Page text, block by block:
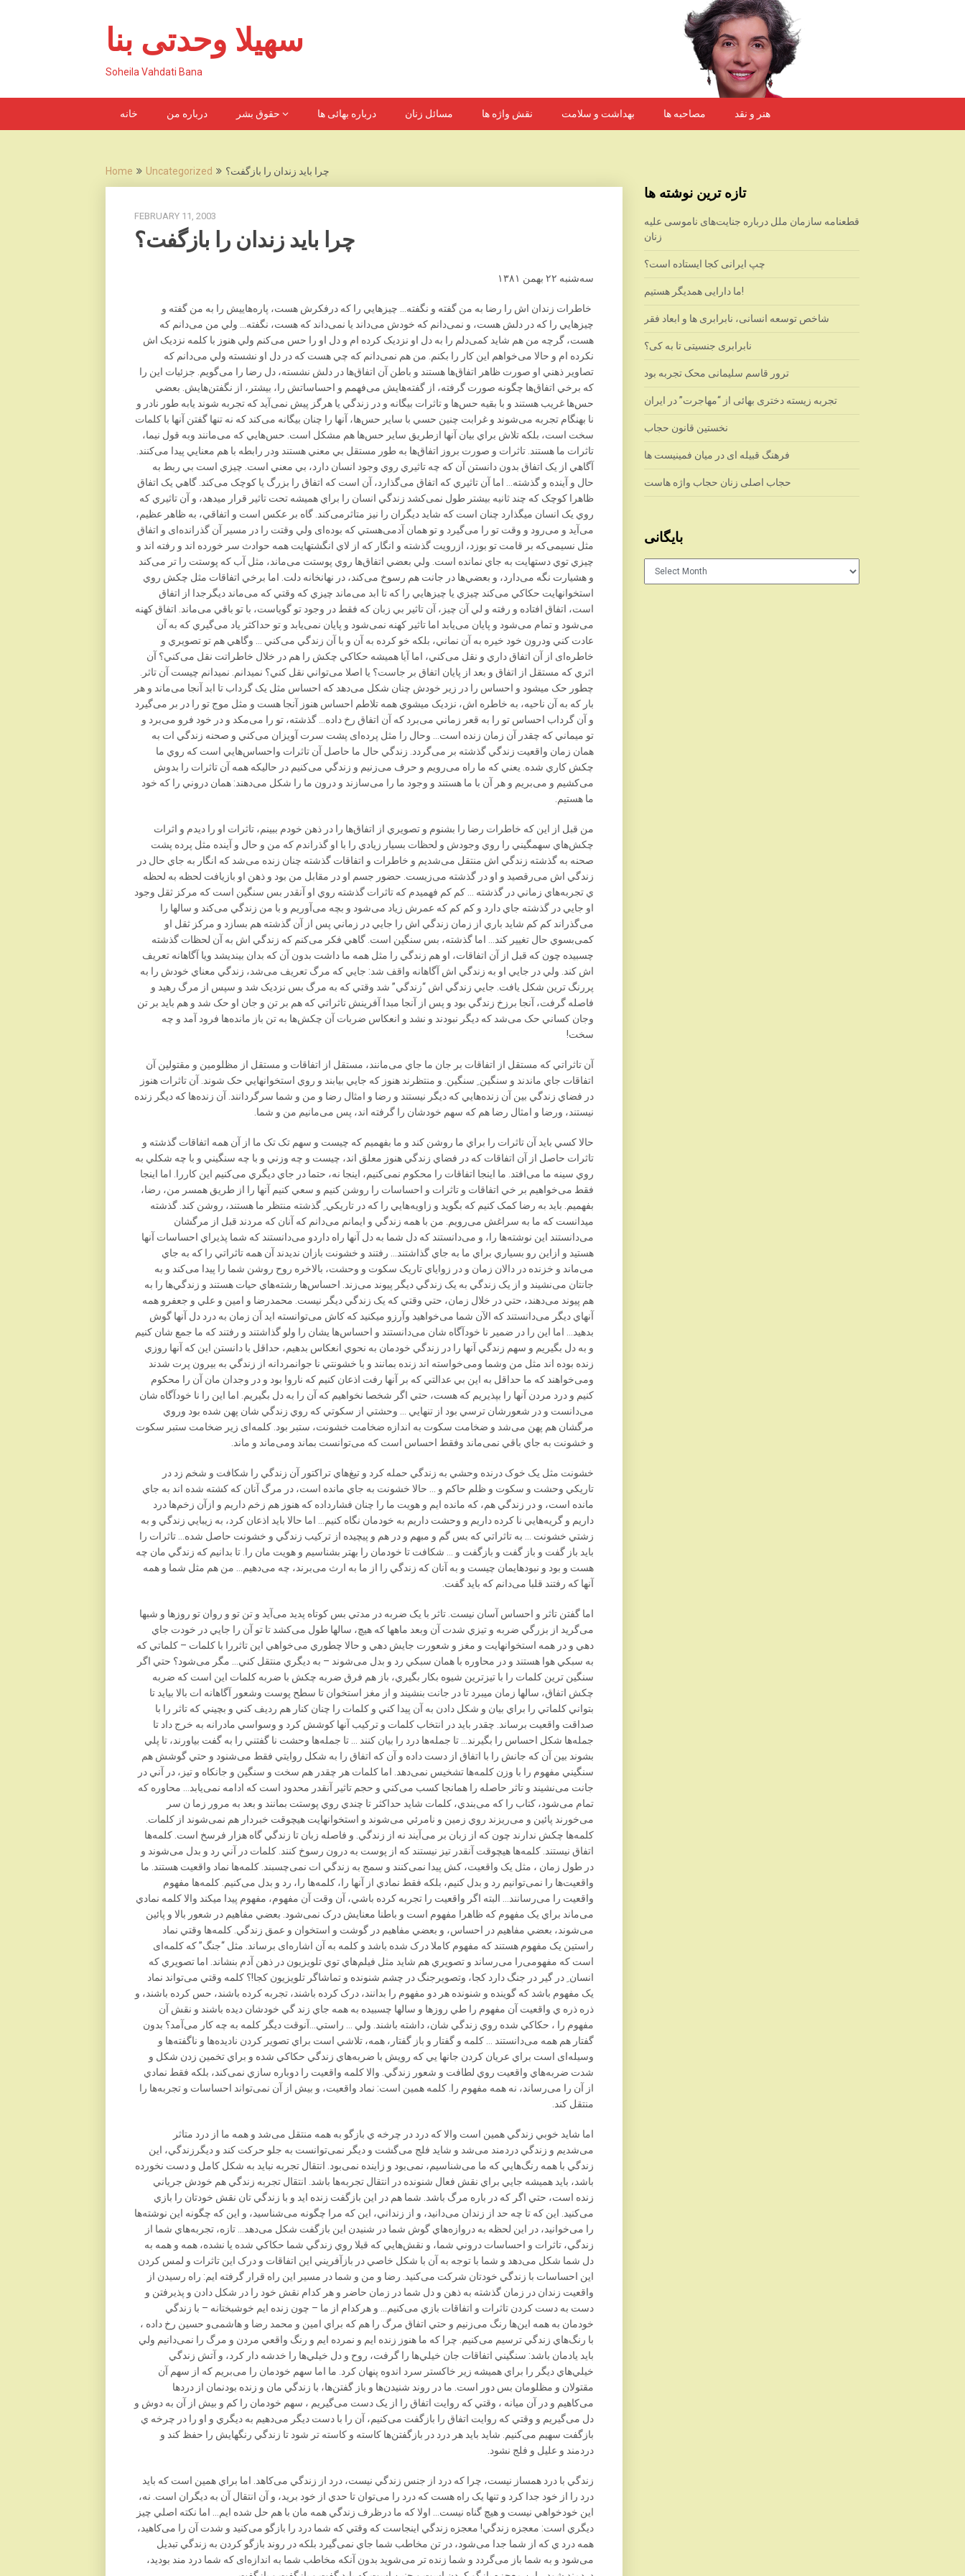
سهیلا وحدتی بنا
Soheila Vahdati Bana
خانه درباره من حقوق بشر درباره بهائی ها مسائل زنان نقش واژه ها بهداشت و سلامت مصاحبه ها هنر و نقد
Home Uncategorized چرا بايد زندان را بازگفت؟
FEBRUARY 11, 2003
چرا بايد زندان را بازگفت؟
سه‌شنبه ۲۲ بهمن ۱۳۸۱
خاطرات زندان اش را رضا به من گفته و نگفته… چيزهايي را که درفکرش هست، پاره‌هاييش را به من گفته و
چيزهايي را که در دلش هست، و نمی‌دانم که خودش می‌داند يا نمی‌داند که هست، نگفته… ولي من می‌دانم که
هست، گرچه من هم شايد کمی‌دلم را به دل او نزديک کرده ام و دل او را حس می‌کنم ولي هنوز با کلمه نزديک اش
نکرده ام و حالا می‌خواهم اين کار را بکنم. من هم نمی‌دانم که چي هست که در دل او نشسته ولي می‌دانم که
تصاوير ذهني او صورت ظاهر اتفاق‌ها هستند و باطن آن اتفاق‌ها در دلش نشسته، دل رضا را می‌گويم. جزئيات اين را
که برخي اتفاق‌ها چگونه صورت گرفته، از گفته‌هايش می‌فهمم و احساساتش را، بيشتر، از نگفتن‌هايش. بعضي
حس‌ها غريب هستند و با بقيه حس‌ها و تاثرات بيگانه و در زندگي يا هرگز پيش نمی‌آيد که تجربه شوند يابه طور نادر و
نا بهنگام تجربه می‌شوند و غرابت چنين حسي با ساير حس‌ها، آنها را چنان بيگانه می‌کند که نه تنها گفتن آنها با کلمات
سخت است، بلکه تلاش براي بيان آنها ازطريق ساير حس‌ها هم مشکل است. حس‌هايي که می‌مانند وبه قول نيما،
تاثرات ما هستند. تاثرات و صورت بروز اتفاق‌ها به طور مستقل بي معني هستند ودر رابطه با هم معنايي پيدا می‌کنند.
آگاهي از يک اتفاق بدون دانستن آن که چه تاثيري روي وجود انسان دارد، بي معني است. چيزي است بي ربط به
حال و آينده و گذشته… اما آن تاثیري که اتفاق می‌گذارد، آن است که اتفاق را بزرگ يا کوچک می‌کند. گاهي يک اتفاق
ظاهرا کوچک که چند ثانيه بيشتر طول نمی‌کشد زندگي انسان را براي هميشه تحت تاثير قرار ميدهد، و آن تاثيري که
روي يک انسان ميگذارد چنان است که شايد ديگران را نيز متاثرمی‌کند. گاه بر عکس است و اتفاقي، به ظاهر عظيم،
می‌آيد و می‌رود و وقت تو را می‌گيرد و تو همان آدمی‌هستي که بوده‌‌ای ولي وقتت را در مسير آن گذرانده‌‌ای و اتفاق
مثل نسيمی‌که بر قامت تو بوزد، ازرويت گذشته و انگار که از لاي انگشتهايت همه حوادث سر خورده اند و رفته اند و
چيزي توي دستهايت به جاي نمانده است. ولي بعضي اتفاق‌ها روي پوستت می‌ماند، مثل آب که پوستت را تر می‌کند
و هشيارت نگه می‌دارد، و بعضي‌ها در جانت هم رسوخ می‌کند، در نهانخانه دلت. اما برخي اتفاقات مثل چکش روي
استخوانهايت حکاکي می‌کند چيزي يا چيزهايي را که تا ابد می‌ماند چيزي که وقتي که می‌ماند ديگرجدا از اتفاق
است، اتفاق افتاده و رفته و لي آن چيز، آن تاثير بي زبان که فقط در وجود تو گوياست، با تو باقي می‌ماند. اتفاق کهنه
می‌شود و تمام می‌شود و پايان می‌يابد اما تاثير کهنه نمی‌شود و پايان نمی‌يابد و تو حداکثر ياد می‌گيري که به آن
عادت کني ودرون خود خيره به آن نماني، بلکه خو کرده به آن و با آن زندگي می‌کني … وگاهي هم تو تصويري و
خاطره‌‌ای از آن اتفاق داري و نقل می‌کني، اما آيا هميشه حکاکي چکش را هم در خلال خاطراتت نقل می‌کني؟ آن
اثري که مستقل از اتفاق و بعد از پايان اتفاق بر جاست؟ يا اصلا می‌تواني نقل کني؟ نميدانم. نميدانم چيست آن تاثر.
چطور حک ميشود و احساس را در زير خودش چنان شکل می‌دهد که احساس مثل يک گرداب تا ابد آنجا می‌ماند و هر
بار که به آن ناحيه، به خاطره اش، نزديک ميشوي همه تلاطم احساس هنوز آنجا هست و مثل موج تو را در بر می‌گيرد
و آن گرداب احساس تو را به قعر زماني می‌برد که آن اتفاق رخ داده… گذشته، تو را می‌مکد و در خود فرو می‌برد و
تو ميماني که چقدر آن زمان زنده است… وحال را مثل پرده‌‌ای پشت سرت آويزان می‌کني و صحنه زندگي ات به
همان زمان واقعيت زندگي گذشته بر می‌گردد. زندگي حال ما حاصل آن تاثرات واحساس‌هايي است که روي ما
چکش کاري شده. يعني که ما راه می‌رويم و حرف می‌زنيم و زندگي می‌کنيم در حاليکه همه آن تاثرات را بدوش
می‌کشيم و می‌بريم و هر آن با ما هستند و وجود ما را می‌سازند و درون ما را شکل می‌دهند: همان دروني را که خود
ما هستيم.
من قبل از اين که خاطرات رضا را بشنوم و تصويري از اتفاق‌ها را در ذهن خودم ببينم، تاثرات او را ديدم و اثرات
چکش‌هاي سهمگيني را روي وجودش و لحظات بسيار زيادي را با او گذراندم که من و حال و آينده مثل پرده پشت
صحنه به گذشته زندگي اش منتقل می‌شديم و خاطرات و اتفاقات گذشته چنان زنده می‌شد که انگار به جاي حال در
زندگي اش می‌رقصيد و او در گذشته می‌زيست. حضور جسم او در مقابل من بود و ذهن او بازيافت لحظه به لحظه
ي تجربه‌هاي زماني در گذشته … کم کم فهميدم که تاثرات گذشته روي او آنقدر بس سنگين است که مرکز ثقل وجود
او جايي در گذشته جاي دارد و کم کم که عمرش زياد می‌شود و بچه می‌آوريم و با من زندگي می‌کند و سالها را
می‌گذراند کم کم شايد باري از زمان زندگي اش را جايي در زماني پس از آن گذشته هم بسازد و مرکز ثقل او
کمی‌بسوي حال تغيير کند… اما گذشته، بس سنگين است. گاهي فکر می‌کنم که زندگي اش به آن لحظات گذشته
چسبيده چون که قبل از آن اتفاقات، او هم زندگي را مثل همه ما داشت بدون آن که بدان بينديشد ويا آگاهانه تعريف
اش کند. ولي در جايي او به زندگي اش آگاهانه واقف شد: جايي که مرگ تعريف می‌شد، زندگي معناي خودش را به
پررنگ ترين شکل يافت. جايي زندگي اش “زندگي” شد وقتي که به مرگ بس نزديک شد و سپس از مرگ رهيد و
فاصله گرفت، آنجا برزخ زندگي بود و پس از آنجا مبدا آفرينش تاثراتي که هم بر تن و جان او حک شد و هم بايد بر تن
وجان کساني حک می‌شد که ديگر نبودند و نشد و انعکاس ضربات آن چکش‌ها به تن باز مانده‌ها فرود آمد و چه
سخت!
آن تاثراتي که مستقل از اتفاقات بر جان ما جاي می‌مانند، مستقل از اتفاقات و مستقل از مظلومين و مقتولين آن
اتفاقات جاي ماندند و سنگين ِ سنگين. و منتظرند هنوز که جايي بيابند و روي استخوانهايي حک شوند. آن تاثرات هنوز
در فضاي زندگي بين آن زنده‌هايي که ديگر نيستند و رضا و امثال رضا و من و شما سرگردانند. آن زنده‌ها که ديگر زنده
نيستند، ورضا و امثال رضا هم که سهم خودشان را گرفته اند، پس می‌مانيم من و شما.
حالا کسي بايد آن تاثرات را براي ما روشن کند و ما بفهميم که چيست و سهم تک تک ما از آن همه اتفاقات گذشته و
تاثرات حاصل از آن اتفاقات که در فضاي زندگي هنوز معلق اند، چيست و چه وزني و با چه سنگيني و با چه شکلي به
روي سينه ما می‌افتد. ما اينجا اتفاقات را محکوم نمی‌کنيم، اينجا نه، حتما در جاي ديگري می‌کنيم اين کاررا. اما اينجا
فقط می‌خواهيم بر خي اتفاقات و تاثرات و احساسات را روشن کنيم و سعي کنيم آنها را از طريق همسر من، رضا،
بفهميم. بايد به رضا کمک کنيم که بگويد و زاويه‌هايي را که در تاريکي ِ گذشته منتظر ما هستند، روشن کند. گذشته
ميدانست که ما به سراغش می‌رويم. من با همه زندگي و ايمانم می‌دانم که آنان که مردند قبل از مرگشان
می‌دانستند اين نوشته‌ها را، و می‌دانستند که دل شما به دل آنها راه داردو می‌دانستند که شما پذيراي احساسات آنها
هستيد و ازاين رو بسياري براي ما به جاي گذاشتند… رفتند و خشونت بازان نديدند آن همه تاثراتي را که به جاي
می‌ماند و خزنده در دالان زمان و در زواياي تاريک سکوت و وحشت، بالاخره روح روشن شما را پيدا می‌کند و به
جانتان می‌نشيند و از يک زندگي به يک زندگي ديگر پيوند می‌زند. احساس‌ها رشته‌هاي حيات هستند و زندگي‌ها را به
هم پيوند می‌دهند، حتي در خلال زمان، حتي وقتي که يک زندگي ديگر نيست. محمدرضا و امين و علي و جعفرو همه
آنهاي ديگر می‌دانستند که الآن شما می‌خواهيد وآرزو ميکنيد که کاش می‌توانسته ايد آن زمان به درد دل آنها گوش
بدهيد… اما اين را در ضمير نا خودآگاه شان می‌دانستند و احساس‌ها يشان را ولو گذاشتند و رفتند که ما جمع شان کنيم
و به دل بگيريم و سهم زندگي آنها را در زندگي خودمان به نحوي انعکاس بدهيم، حداقل با دانستن اين که آنها روزي
زنده بوده اند مثل من وشما ومی‌خواسته اند زنده بمانند و با خشونتي نا جوانمردانه از زندگي به بيرون پرت شدند
ومی‌خواهند که ما حداقل به اين بي عدالتي که بر آنها رفت اذعان کنيم که ناروا بود و در وجدان مان آن را محکوم
کنيم و درد مردن آنها را بپذيريم که هست، حتي اگر شخصا نخواهيم که آن را به دل بگيريم. اما اين را نا خودآگاه شان
می‌دانست و در شعورشان ترسي بود از تنهايي … وحشتي از سکوتي که روي زندگي شان پهن شده بود وروي
مرگشان هم پهن می‌شد و ضخامت سکوت به اندازه ضخامت خشونت، ستبر بود. کلمه‌‌ای زير ضخامت ستبر سکوت
و خشونت به جاي باقي نمی‌ماند وفقط احساس است که می‌توانست بماند ومی‌ماند و ماند.
خشونت مثل يک خوک درنده وحشي به زندگي حمله کرد و تيغ‌هاي تراکتور آن زندگي را شکافت و شخم زد در
تاريکي وحشت و سکوت و ظلم حاکم و … حالا خشونت به جاي مانده است، در مرگ آنان که کشته شده اند به جاي
مانده است، و در زندگي هم، که مانده ايم و هويت ما را چنان فشارداده که هنوز هم زخم داريم و ازآن زخم‌ها درد
داريم و گريه‌هايي نا کرده داريم و وحشت داريم به خودمان نگاه کنيم… اما حالا بايد اذعان کرد، به زيبايي زندگي و به
زشتي خشونت … به تاثراتي که بس گم و مبهم و در هم و پيچيده از ترکيب زندگي و خشونت حاصل شده… تاثرات را
بايد باز گفت و باز گفت و بازگفت و … شکافت تا خودمان را بهتر بشناسيم و هويت مان را. تا بدانيم که زندگي مان چه
هست و بود و نبود‌هايمان چيست و به آنان که زندگي را از ما به ارث می‌برند، چه می‌دهيم… من هم مثل شما و همه
آنها که رفتند قلبا می‌دانم که بايد گفت.
اما گفتن تاثر و احساس آسان نيست. تاثر با يک ضربه در مدتي بس کوتاه پديد می‌آيد و تن تو و روان تو روزها و شبها
می‌گريد از بزرگي ضربه و تيزي شدت آن وبعد ماهها که هيچ، سالها طول می‌کشد تا تو آن را جايي در خودت جاي
دهي و در همه استخوانهايت و مغز و شعورت جايش دهي و حالا چطوري می‌خواهي اين تاثررا با کلمات – کلماتي که
به سبکي هوا هستند و در محاوره با همان سبکي رد و بدل می‌شوند – به ديگري منتقل کني… مگر می‌شود؟ حتي اگر
سنگين ترين کلمات را با تيزترين شيوه بکار بگيري، باز هم فرق ضربه چکش با ضربه کلمات اين است که ضربه
چکش اتفاق، سالها زمان ميبرد تا در جانت بنشيند و از مغز استخوان تا سطح پوست وشعور آگاهانه ات بالا بيايد تا
بتواني کلماتي را براي بيان و شکل دادن به آن پيدا کني و کلمات را چنان کنار هم رديف کني و بچيني که تاثر را با
صداقت واقعيت برساند. چقدر بايد در انتخاب کلمات و ترکيب آنها کوشش کرد و وسواسي مادرانه به خرج داد تا
جمله‌ها شکل احساس را بگيرند… تا جمله‌ها درد را بيان کنند … تا جمله‌ها وحشت نا گفتني را به گفت بياورند، تا پلي
بشوند بين آن که جانش را با اتفاق از دست داده و آن که اتفاق را به شکل روايتي فقط می‌شنود و حتي گوشش هم
سنگيني مفهوم را با وزن کلمه‌ها تشخيس نمی‌دهد. اما کلمات هر چقدر هم سخت و سنگين و جانکاه و تيز، در آني در
جانت می‌نشيند و تاثر حاصله را همانجا کسب می‌کني و حجم تاثير آنقدر محدود است که ادامه نمی‌يابد… محاوره که
تمام می‌شود، کتاب را که می‌بندي، کلمات شايد حداکثر تا چندي روي پوستت بمانند و بعد به مرور زما ن سر
می‌خورند پائين و می‌ريزند روي زمين و نامرئي می‌شوند و استخوانهايت هيچوقت خبردار هم نمی‌شوند از کلمات.
کلمه‌ها چکش ندارند چون که از زبان بر می‌آيند نه از زندگي. و فاصله زبان تا زندگي گاه هزار فرسخ است. کلمه‌ها
اتفاق نيستند. کلمه‌ها هيچوقت آنقدر تيز نيستند که از پوست به درون رسوخ کنند. کلمات در آني رد و بدل می‌شوند و
در طول زمان ، مثل يک واقعيت، کش پيدا نمی‌کنند و سمج به زندگي ات نمی‌چسبند. کلمه‌ها نماد واقعيت هستند. ما
واقعيت‌ها را نمی‌توانيم رد و بدل کنيم، بلکه فقط نمادي از آنها را، کلمه‌ها را، رد و بدل می‌کنيم. کلمه‌ها مفهوم
واقعيت را می‌رسانند… البته اگر واقعيت را تجربه کرده باشي، آن وقت آن مفهوم، مفهوم پيدا ميکند والا کلمه نمادي
می‌ماند براي يک مفهوم که ظاهرا مفهوم است و باطنا معنايش درک نمی‌شود. بعضي مفاهيم در شعور بالا و پائين
می‌شوند، بعضي مفاهيم در احساس، و بعضي مفاهيم در گوشت و استخوان و عمق زندگي. کلمه‌ها وقتي نماد
راستين يک مفهوم هستند که مفهوم کاملا درک شده باشد و کلمه به آن اشاره‌‌ای برساند. مثل “جنگ” که کلمه‌‌ای
است که مفهومی‌را می‌رساند و تصويري هم شايد مثل فيلم‌هاي توي تلويزيون در ذهن آدم بنشاند. اما تصويري که
انسان ِ در گير در جنگ دارد کجا، وتصويرجنگ در چشم شنونده و تماشاگر تلويزيون کجا!؟ کلمه وقتي می‌تواند نماد
يک مفهوم باشد که گوينده و شنونده هر دو مفهوم را بدانند، درک کرده باشند، تجربه کرده باشند، حس کرده باشند، و
ذره ذره ي واقعيت آن مفهوم را طي روزها و سالها چسبيده به همه جاي زند گي خودشان ديده باشند و نقش آن
مفهوم را ، حکاکي شده روي زندگي شان، داشته باشند. ولي … راستي…آنوقت ديگر کلمه به چه کار می‌آمد؟ بدون
گفتار هم همه می‌دانستند … کلمه و گفتار و باز گفتار، همه، تلاشي است براي تصوير کردن ناديده‌ها و ناگفته‌ها و
وسيله‌‌ای است براي عريان کردن جانها يي که رويش با ضربه‌هاي زندگي حکاکي شده و براي تخمين زدن شکل و
شدت ضربه‌هاي واقعيت روي لطافت و شعور زندگي. والا کلمه واقعيت را دوباره سازي نمی‌کند، بلکه فقط نمادي
از آن را می‌رساند، نه همه مفهوم را. کلمه همين است: نماد واقعيت، و بيش از آن نمی‌تواند احساسات و تجربه‌ها را
منتقل کند.
اما شايد خوبي زندگي همين است والا که درد در چرخه ي بازگو به همه منتقل می‌شد و همه ما از درد متاثر
می‌شديم و زندگي دردمند می‌شد و شايد فلج می‌گشت و ديگر نمی‌توانست به جلو حرکت کند و ديگرزندگي، اين
زندگي با همه رنگ‌هايي که ما می‌شناسيم، نمی‌بود و زاينده نمی‌بود. انتقال تجربه نبايد به شکل کامل و دست نخورده
باشد، بايد هميشه جايي براي نقش فعال شنونده در انتقال تجربه‌ها باشد. انتقال تجربه زندگي هم خودش جرياني
زنده است، حتي اگر که در باره مرگ باشد. شما هم در اين بازگفت زنده ايد و با زندگي تان نقش خودتان را بازي
می‌کنيد. اين که تا چه حد از زندان می‌دانيد، و از زنداني، اين که مرا چگونه می‌شناسيد، و اين که چگونه اين نوشته‌ها
را می‌خوانيد، در اين لحظه به دروازه‌هاي گوش شما در شنيدن اين بازگفت شکل می‌دهد… تازه، تجربه‌هاي شما از
زندگي، تاثرات و احساسات دروني شما، و نقش‌هايي که قبلا روي زندگي شما حکاکي شده يا نشده، همه و همه به
دل شما شکل می‌دهد و شما با توجه به آن با شکل خاصي در بازآفريني اين اتفاقات و درک اين تاثرات و لمس کردن
اين احساسات با زندگي خودتان شرکت می‌کنيد. رضا و من و شما در مسير اين راه قرار گرفته ايم: راه رسيدن از
واقعيت زندان در زمان گذشته به ذهن و دل شما در زمان حاضر و هر کدام نقش خود را در شکل دادن و پذيرفتن و
دست به دست کردن تاثرات و اتفاقات بازي می‌کنيم… و هرکدام از ما – چون زنده ايم خوشبختانه – با زندگي
خودمان به همه اين‌ها رنگ می‌زنيم و حتي اتفاق مرگ را هم که براي امين و محمد رضا و ‌هاشمی‌و حسين رخ داده ،
با رنگ‌هاي زندگي ترسيم می‌کنيم. چرا که ما هنوز زنده ايم و نمرده ايم و رنگ واقعي مردن و مرگ را نمی‌دانيم ولي
بايد يادمان باشد: سنگيني اتفاقات جان خيلي‌ها را گرفت، روح و دل خيلي‌ها را خدشه دار کرد، و آتش زندگي
خيلي‌هاي ديگر را براي هميشه زير خاکستر سرد اندوه پنهان کرد. ما اما سهم خودمان را می‌بريم که از سهم آن
مقتولان و مظلومان بس دور است. ما در روند شنيدن‌ها و باز گفتن‌ها، با زندگي مان و زنده بودنمان از دردها
می‌کاهيم و در آن ميانه ، وقتي که روايت اتفاق را از يک دست می‌گيريم ، سهم خودمان را کم و بيش از آن به دوش و
دل می‌گيريم و وقتي که روايت اتفاق را بازگفت می‌کنيم، آن را با دست ديگر می‌دهيم به ديگري و او را در چرخه ي
بازگفت سهيم می‌کنيم. شايد بايد هر درد در بازگفتن‌ها کاسته و کاسته تر شود تا زندگي رنگهايش را حفظ کند و
دردمند و عليل و فلج نشود.
زندگي با درد همساز نيست، چرا که درد از جنس زندگي نيست، درد از زندگي می‌کاهد. اما براي همين است که بايد
درد را از خود جدا کرد و تنها يک راه هست که درد را می‌توان تا حدي از خود بريد، و آن انتقال آن به ديگران است. نه،
اين خودخواهي نيست و هيچ گناه نيست… اولا که ما درظرف زندگي همه مان با هم حل شده ايم… اما نکته اصلي چيز
ديگري است: معجزه زندگي! معجزه زندگي اينجاست که وقتي که شما درد را بازگو می‌کنيد و شدت آن را می‌کاهيد،
همه درد ي که از شما جدا می‌شود، در تن مخاطب شما جاي نمی‌گيرد بلکه در روند بازگو کردن به زندگي تبديل
می‌شود و به شما باز می‌گردد و شما زنده تر می‌شويد بدون آنکه مخاطب شما به اندازه‌‌ای که شما درد مند بوديد،
تازه ترین نوشته ها
قطعنامه سازمان ملل درباره جنایت‌های ناموسی علیه
زنان
چپ ایرانی کجا ایستاده است؟
ما دارایی همدیگر هستیم!
شاخص توسعه انسانی، نابرابری ها و ابعاد فقر
نابرابری جنسیتی تا به کی؟
ترور قاسم سلیمانی محک تجربه بود
تجربه زیسته دختری بهائی از “مهاجرت” در ایران
نخستین قانون حجاب
فرهنگ قبیله ای در میان فمینیست ها
حجاب اصلی زنان حجاب واژه هاست
بایگانی
بایگانی